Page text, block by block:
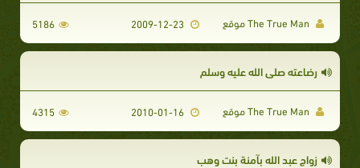
5186
رضاعته صلى الله عليه وسلم
4315
زواج عبد الله بآمنة بنت وهب